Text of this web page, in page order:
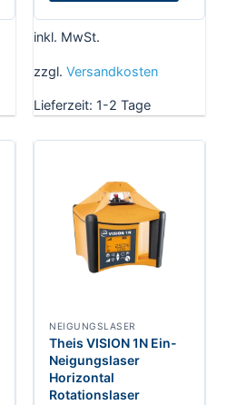
inkl. MwSt.
zzgl. Versandkosten
Lieferzeit: 1-2 Tage
NEIGUNGSLASER
Theis VISION 1N Ein-
Neigungslaser
Horizontal
Rotationslaser